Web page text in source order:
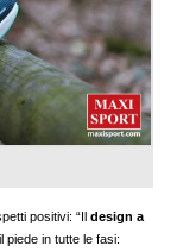
positivi: “Ildesign a
piede in tutte le fasi: